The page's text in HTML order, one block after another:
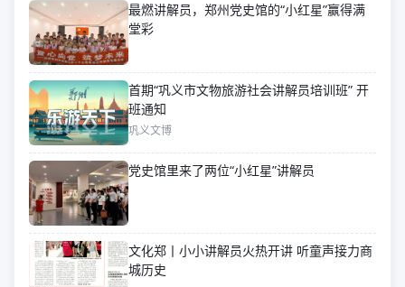
最燃讲解员，郑州党史馆的“小红星”赢得满
堂彩
首期“巩义市文物旅游社会讲解员培训班” 开
班通知
巩义文博
党史馆里来了两位“小红星”讲解员
文化郑丨小小讲解员火热开讲 听童声接力商
城历史